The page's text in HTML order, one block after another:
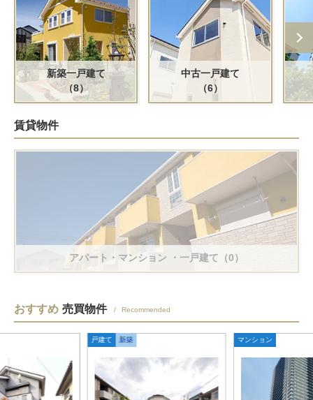
新築一戸建て
（8）
中古一戸建て
（6）
賃貸物件
アパート・マンション ・一戸建て（0）
おすすめ 売買物件 Recommended
戸建て 新築 マンション